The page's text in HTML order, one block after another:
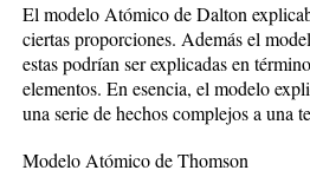
El modelo Atómico de Dalton
ciertas proporciones. Además el
estas podrían ser explicadas en
elementos. En esencia, el modelo
una serie de hechos complejos a una
Modelo Atómico de Thomson